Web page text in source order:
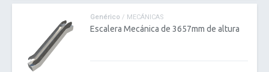
Genérico / MECÁNICAS
Escalera Mecánica de 3657mm de altura